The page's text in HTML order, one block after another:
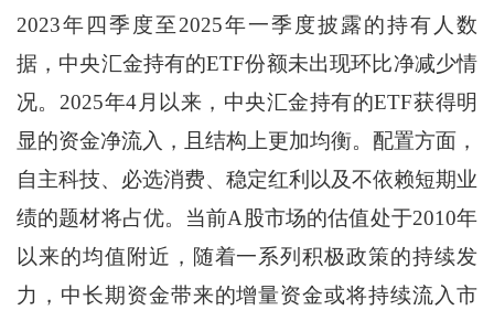
2023年四季度至2025年一季度披露的持有人数
据，中央汇金持有的ETF份额未出现环比净减少情
况。2025年4月以来，中央汇金持有的ETF获得明
显的资金净流入，且结构上更加均衡。配置方面，
自主科技、必选消费、稳定红利以及不依赖短期业
绩的题材将占优。当前A股市场的估值处于2010年
以来的均值附近，随着一系列积极政策的持续发
力，中长期资金带来的增量资金或将持续流入市